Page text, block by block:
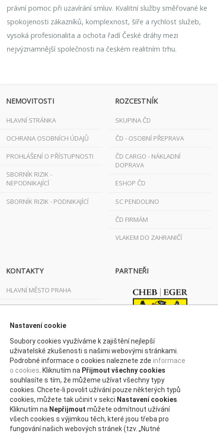
právní pomoc při uzavírání smluv. Kvalitní služby směřované ke
spokojenosti zákazníků, komplexnost, šíře a rychlost služeb,
vysoká profesionalita a ochota řadí České dráhy mezi
nejvýznamnější společnosti na českém realitním trhu.
NEMOVITOSTI
HLAVNÍ STRÁNKA
OCHRANA OSOBNÍCH ÚDAJŮ
PROHLÁŠENÍ O PŘÍSTUPNOSTI
SBORNÍK RIZIK -
NEPODNIKAJÍCÍ
SBORNÍK RIZIK - PODNIKAJÍCÍ
ROZCESTNÍK
SKUPINA ČD
ČD - OSOBNÍ PŘEPRAVA
ČD CARGO - NÁKLADNÍ
DOPRAVA
ESHOP ČD
SC PENDOLINO
ČD FIRMÁM
VLAKEM DO ZAHRANIČÍ
KONTAKTY
HLAVNÍ MĚSTO PRAHA
JIHOČESKÝ KRAJ
JIHOMORAVSKÝ KRAJ
KARLOVARSKÝ KRAJ
KRAJ VYSOČINA
KRÁLOVÉHRADECKÝ KRAJ
LIBERECKÝ KRAJ
MORAVSKOSLEZSKÝ KRAJ
PARTNEŘI
Nastavení cookie
Soubory cookies využíváme k zajištění nejlepší
uživatelské zkušenosti s našimi webovými stránkami.
Podrobné informace o cookies naleznete zde informace
o cookies . Kliknutím na Přijmout všechny cookies
souhlasíte s tím, že můžeme užívat všechny typy
cookies. Chcete-li povolit užívání pouze některých typů
cookies, můžete tak učinit v sekci Nastavení cookies
Kliknutím na Nepřijmout můžete odmítnout užívání
všech cookies s výjimkou těch, které jsou třeba pro
fungování našich webových stránek (tzv. „Nutné